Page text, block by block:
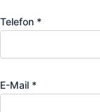
Telefon *
E-Mail *